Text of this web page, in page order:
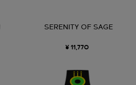
SERENITY OF SAGE
¥ 11,770